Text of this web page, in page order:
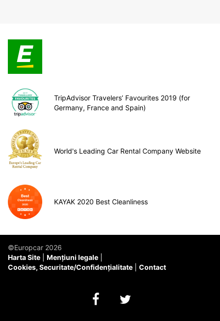
TripAdvisor Travelers’ Favourites 2019 (for
Germany, France and Spain)
World's Leading Car Rental Company Website
KAYAK 2020 Best Cleanliness
©Europcar 2026
Harta Site
Mențiuni legale
Cookies, Securitate/Confidențialitate
Contact